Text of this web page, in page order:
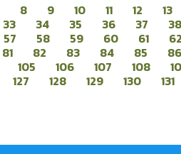
8 9 10 11 12 13
33 34 35 36 37 38
57 58 59 60 61 62
81 82 83 84 85 86
105 106 107 108
127 128 129 130 131